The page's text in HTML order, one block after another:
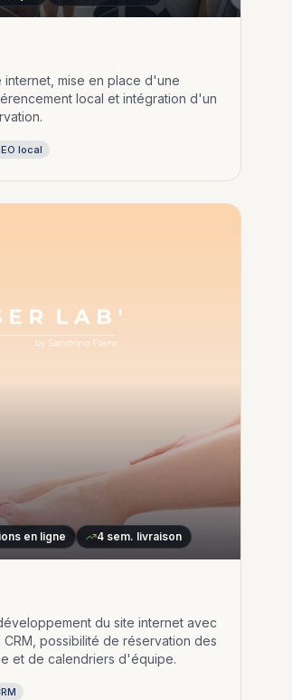
internet, mise en place d'une
local et intégration d'un
local
en ligne 4 sem. livraison
du site internet avec
possibilité de réservation des
et de calendriers d'équipe.